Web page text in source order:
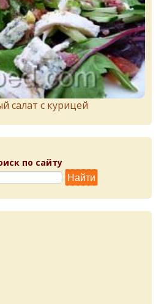
салат с курицей
по сайту